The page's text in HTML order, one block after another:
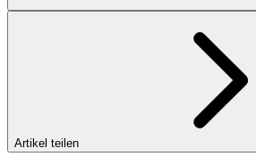
Artikel teilen